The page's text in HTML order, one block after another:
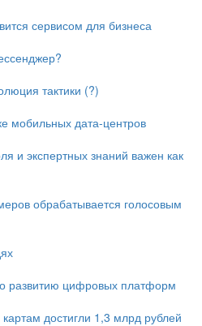
сервисом для бизнеса
тактики (?)
мобильных дата-центров
и экспертных знаний важен как
обрабатывается голосовым
развитию цифровых платформ
достигли 1,3 млрд рублей